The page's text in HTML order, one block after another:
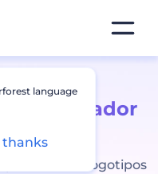
el creador
diseñar logotipos
language
thanks